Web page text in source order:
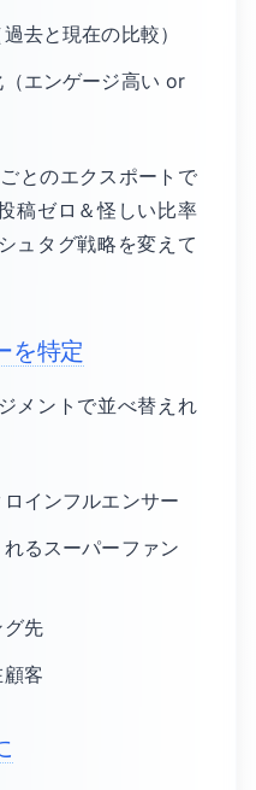
去と現在の比較）
エンゲージ高い or
とのエクスポートで
稿ゼロ＆怪しい比率
ュタグ戦略を変えて
を特定
メントで並べ替えれ
インフルエンサー
るスーパーファン
先
客